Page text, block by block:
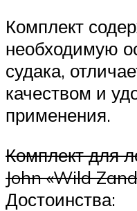
Комплект
необходимую
судака,
качеством и
применения.
Комплект для
John «Wild
Достоинства: